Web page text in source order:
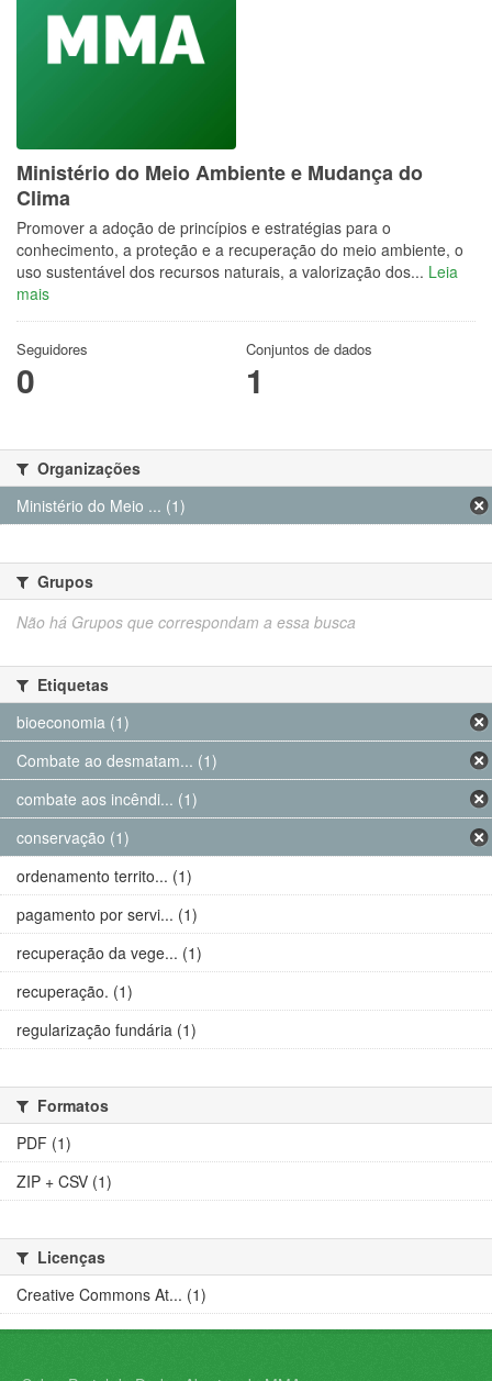
Ministério do Meio Ambiente e Mudança do
Clima
Promover a adoção de princípios e estratégias para o
conhecimento, a proteção e a recuperação do meio ambiente, o
uso sustentável dos recursos naturais, a valorização dos... Leia
mais
Seguidores
0
Conjuntos de dados
1
Organizações
Ministério do Meio ... (1)
Grupos
Não há Grupos que correspondam a essa busca
Etiquetas
bioeconomia (1)
Combate ao desmatam... (1)
combate aos incêndi... (1)
conservação (1)
ordenamento territo... (1)
pagamento por servi... (1)
recuperação da vege... (1)
recuperação. (1)
regularização fundária (1)
Formatos
PDF (1)
ZIP + CSV (1)
Licenças
Creative Commons At... (1)